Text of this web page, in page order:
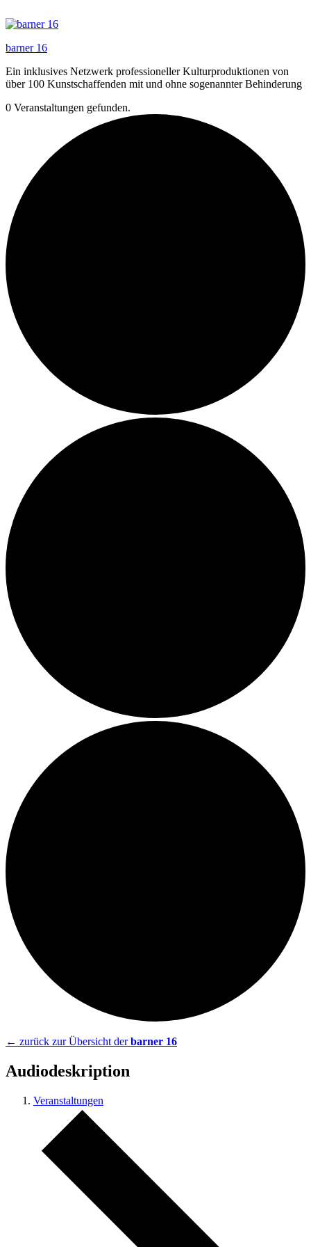
Inhalt
barner 16
Ein inklusives Netzwerk professioneller Kulturproduktionen von
über 100 Kunstschaffenden mit und ohne sogenannter Behinderung
0 Veranstaltungen gefunden.
← zurück zur Übersicht derbarner 16
Audiodeskription
Veranstaltungen